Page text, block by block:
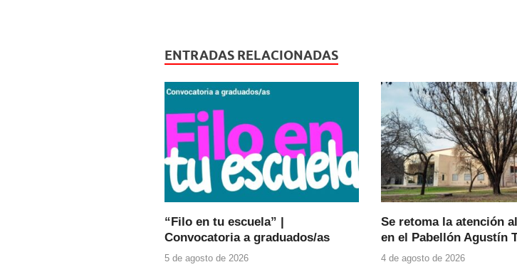
e
b
o
o
k
er s
A
p
p
ENTRADAS RELACIONADAS
“Filo en tu escuela” |
Convocatoria a graduados/as
5 de agosto de 2026
Se retoma la atención
en el Pabellón Agustín
4 de agosto de 2026